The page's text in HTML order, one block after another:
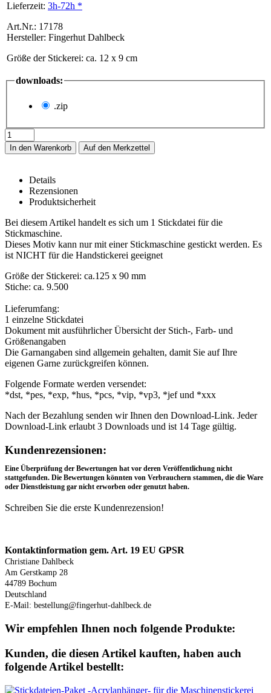
Lieferzeit: 3h-72h *
Art.Nr.: 17178
Hersteller: Fingerhut Dahlbeck
Größe der Stickerei: ca. 12 x 9 cm
downloads:
.zip
In den Warenkorb
Details
Rezensionen
Produktsicherheit
Stickdatei -Vogel mit Dillblüte- für die
Bei diesem Artikel handelt es sich um 1 Stickdatei für die
Stickmaschine.
Dieses Motiv kann nur mit einer Stickmaschine gestickt werden. Es
ist NICHT für die Handstickerei geeignet
Größe der Stickerei: ca.125 x 90 mm
Stiche: ca. 9.500
Lieferumfang:
1 einzelne Stickdatei
Dokument mit ausführlicher Übersicht der Stich-, Farb- und
Größenangaben
Die Garnangaben sind allgemein gehalten, damit Sie auf Ihre
eigenen Garne zurückgreifen können.
Folgende Formate werden versendet:
*dst, *pes, *exp, *hus, *pcs, *vip, *vp3, *jef und *xxx
Nach der Bezahlung senden wir Ihnen den Download-Link. Jeder
Download-Link erlaubt 3 Downloads und ist 14 Tage gültig.
Rezensionen
Kundenrezensionen:
Eine Überprüfung der Bewertungen hat vor deren Veröffentlichung nicht
stattgefunden. Die Bewertungen könnten von Verbrauchern stammen, die die Ware
oder Dienstleistung gar nicht erworben oder genutzt haben.
Schreiben Sie die erste Kundenrezension!
Kontaktinformation gem. Art. 19 EU GPSR
Christiane Dahlbeck
Am Gerstkamp 28
44789 Bochum
Deutschland
E-Mail: bestellung@fingerhut-dahlbeck.de
Wir empfehlen Ihnen noch folgende Produkte:
Kunden, die diesen Artikel kauften, haben auch
folgende Artikel bestellt: